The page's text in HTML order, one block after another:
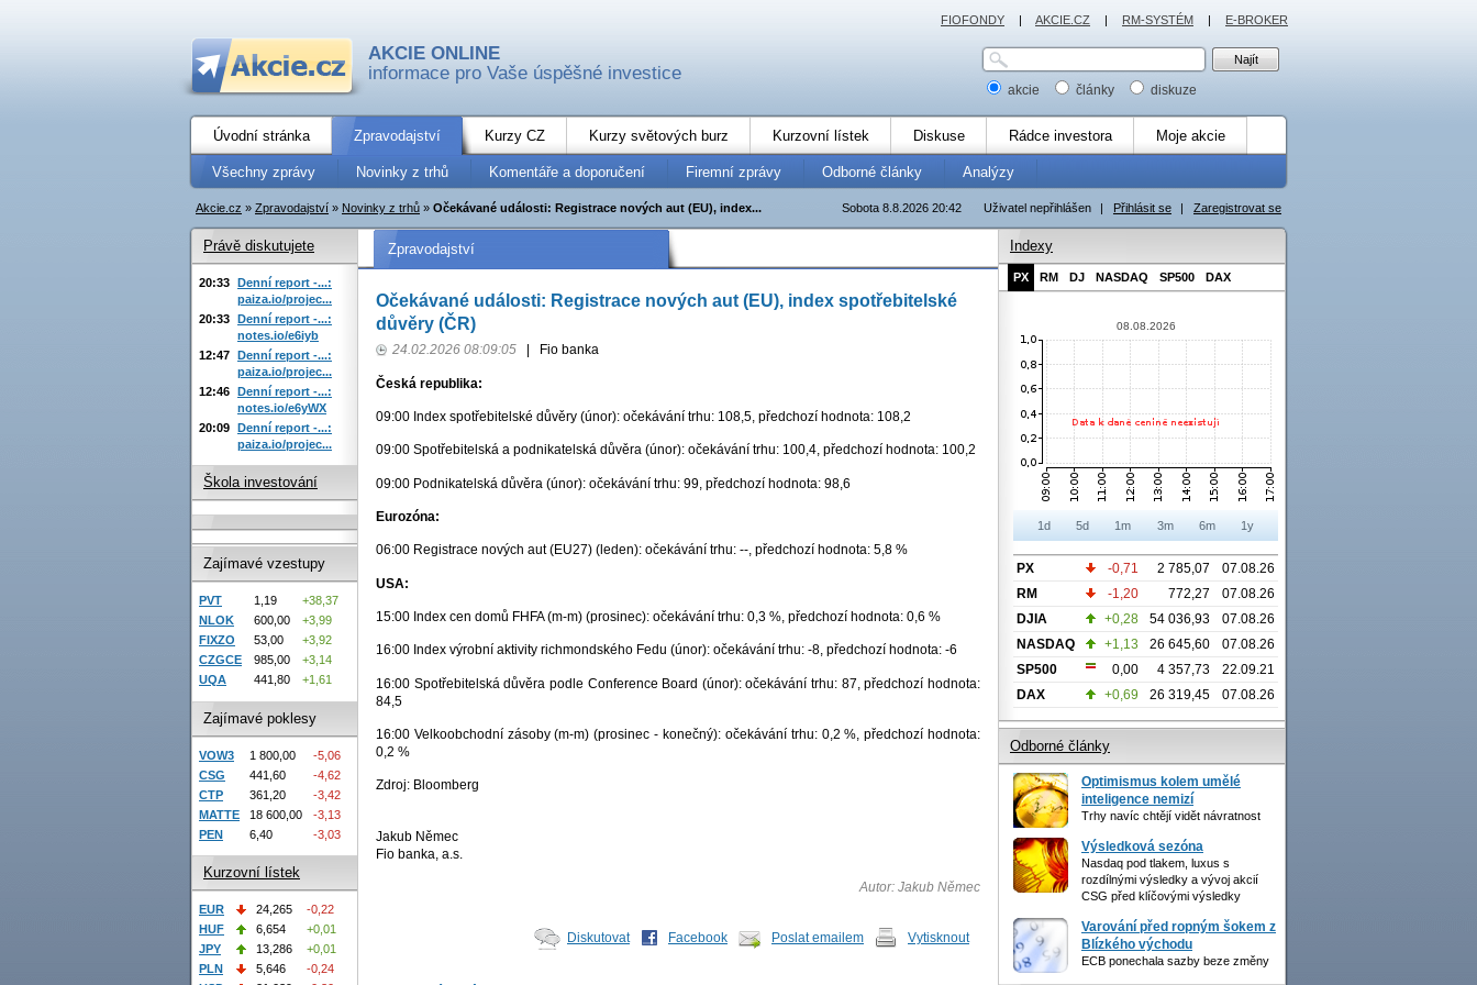
AKCIE ONLINE
informace pro Vaše úspěšné investice
akcie články diskuze
Úvodní stránka Zpravodajství Kurzy CZ Kurzy světových burz Kurzovní lístek Diskuse Rádce investora Moje akcie
Všechny zprávy Novinky z trhů Komentáře a doporučení Firemní zprávy Odborné články Analýzy
Uživatel nepřihlášen | Přihlásit se | Zaregistrovat se
Sobota 8.8.2026 20:42
Akcie.cz » Zpravodajství » Novinky z trhů » Očekávané události: Registrace nových aut (EU), index...
Zpravodajství
Očekávané události: Registrace nových aut (EU), index spotřebitelské
důvěry (ČR)
24.02.2026 08:09:05 Fio banka
Česká republika:
09:00 Index spotřebitelské důvěry (únor): očekávání trhu: 108,5, předchozí hodnota: 108,2
09:00 Spotřebitelská a podnikatelská důvěra (únor): očekávání trhu: 100,4, předchozí hodnota: 100,2
09:00 Podnikatelská důvěra (únor): očekávání trhu: 99, předchozí hodnota: 98,6
Eurozóna:
06:00 Registrace nových aut (EU27) (leden): očekávání trhu: --, předchozí hodnota: 5,8 %
USA:
15:00 Index cen domů FHFA (m-m) (prosinec): očekávání trhu: 0,3 %, předchozí hodnota: 0,6 %
16:00 Index výrobní aktivity richmondského Fedu (únor): očekávání trhu: -8, předchozí hodnota: -6
16:00 Spotřebitelská důvěra podle Conference Board (únor): očekávání trhu: 87, předchozí hodnota:
84,5
16:00 Velkoobchodní zásoby (m-m) (prosinec - konečný): očekávání trhu: 0,2 %, předchozí hodnota:
0,2 %
Zdroj: Bloomberg
Jakub Němec
Fio banka, a.s.
Autor: Jakub Němec
Diskutovat Facebook Poslat emailem Vytisknout
Právě diskutujete
20:33 Denní report -...:
paiza.io/projec...
20:33 Denní report -...:
notes.io/e6iyb
12:47 Denní report -...:
paiza.io/projec...
12:46 Denní report -...:
notes.io/e6yWX
20:09 Denní report -...:
paiza.io/projec...
Škola investování
Zajímavé vzestupy
PVT 1,19
+38,37
NLOK
600,00
+3,99
FIXZO
53,00
+3,92
CZGCE
985,00
+3,14
UQA
441,80 +1,61
Zajímavé poklesy
VOW3 1 800,00
-5,06
CSG
441,60
-4,62
CTP
361,20
-3,42
MATTE
18 600,00
-3,13
PEN
6,40 -3,03
Kurzovní lístek
EUR 24,265
-0,22
HUF
6,654
+0,01
JPY
13,286
+0,01
PLN
5,646
-0,24
Indexy
PX RM DJ NASDAQ SP500 DAX
08.08.2026
1d 5d 1m 3m 6m 1y
PX -0,71 2 785,07
07.08.26
RM
-1,20 772,27
07.08.26
DJIA
+0,28 54 036,93
07.08.26
NASDAQ
+1,13 26 645,60
07.08.26
SP500
0,00 4 357,73
22.09.21
DAX
+0,69 26 319,45 07.08.26
Odborné články
Optimismus kolem umělé
inteligence nemizí
Trhy navíc chtějí vidět návratnost
Výsledková sezóna
Nasdaq pod tlakem, luxus s
rozdílnými výsledky a vývoj akcií
CSG před klíčovými výsledky
Varování před ropným šokem z
Blízkého východu
ECB ponechala sazby beze změny
FIOFONDY | AKCIE.CZ | RM-SYSTÉM | E-BROKER